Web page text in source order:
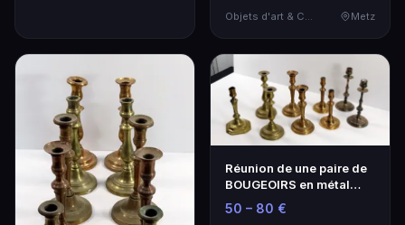
Objets d'art & Curiosités
Metz
Réunion de une paire de
BOUGEOIRS en métal
argenté, trois pa…
50 – 80 €